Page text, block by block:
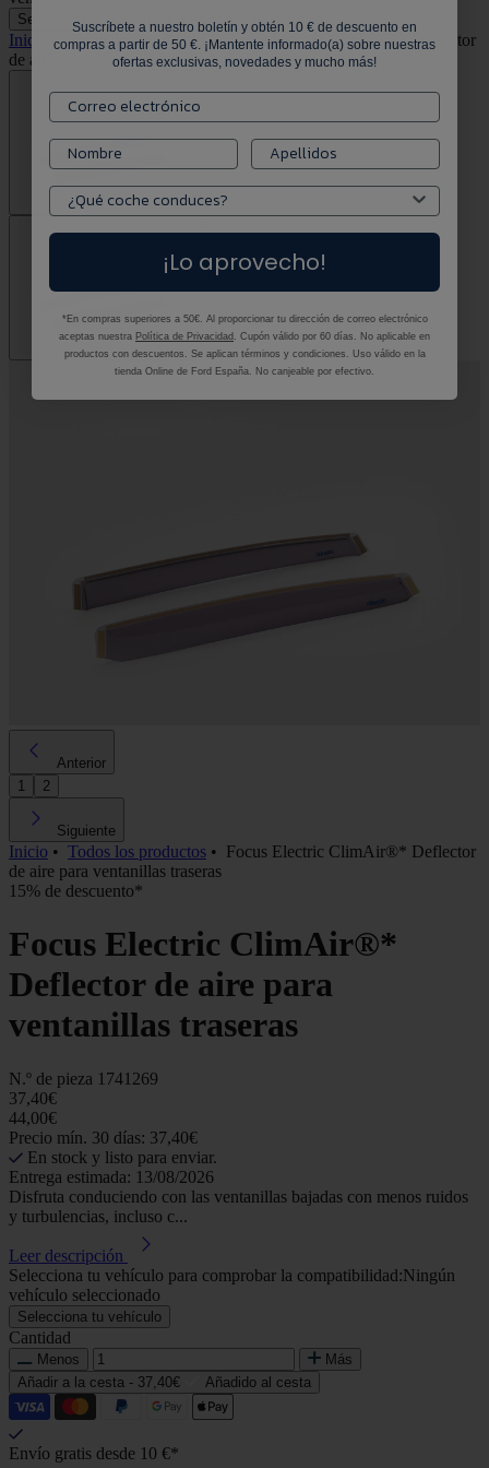
Selecciona tu vehículo Selecciona tu vehículo
Inicio • Todos los productos• Focus Electric ClimAir®* Deflector
de aire para ventanillas traseras
Anterior
1
2
Siguiente
Inicio • Todos los productos • Focus Electric ClimAir®* Deflector
de aire para ventanillas traseras
15% de descuento*
Focus Electric ClimAir®*
Deflector de aire para
ventanillas traseras
N.º de pieza 1741269
37,40€
44,00€
Precio mín. 30 días: 37,40€
En stock y listo para enviar.
Entrega estimada: 13/08/2026
Disfruta conduciendo con las ventanillas bajadas con menos ruidos
y turbulencias, incluso c...
Leer descripción
Selecciona tu vehículo para comprobar la compatibilidad:Ningún
vehículo seleccionado
Selecciona tu vehículo
Cantidad
Menos
Más
Añadir a la cesta - 37,40€ Añadido al cesta
Envío gratis desde 10 €*
Suscríbete a nuestro boletín y obtén 10 € de descuento en
compras a partir de 50 €. ¡Mantente informado(a) sobre nuestras
ofertas exclusivas, novedades y mucho más!
¡Lo aprovecho!
*En compras superiores a 50€. Al proporcionar tu dirección de correo electrónico
aceptas nuestra Política de Privacidad . Cupón válido por 60 días. No aplicable en
productos con descuentos. Se aplican términos y condiciones. Uso válido en la
tienda Online de Ford España. No canjeable por efectivo.